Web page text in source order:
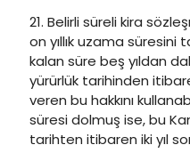
21. Belirli süreli kira
on yıllık uzama
kalan süre beş yıldan
yürürlük tarihinden
veren bu hakkını
süresi dolmuş ise, bu
tarihten itibaren iki yıl